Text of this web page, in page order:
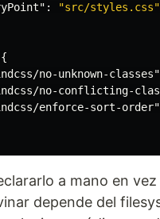
: "src/styles.css"
{
no-unknown-classes"
no-conflicting-
enforce-sort-order"
a mano en
depende del